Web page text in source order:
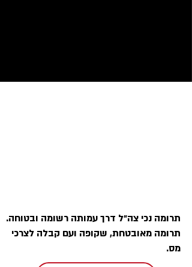
תרומה נכי צה״ל דרך עמותה רשומה ובטוחה.
תרומה מאובטחת, שקופה ועם קבלה לצרכי
מס.